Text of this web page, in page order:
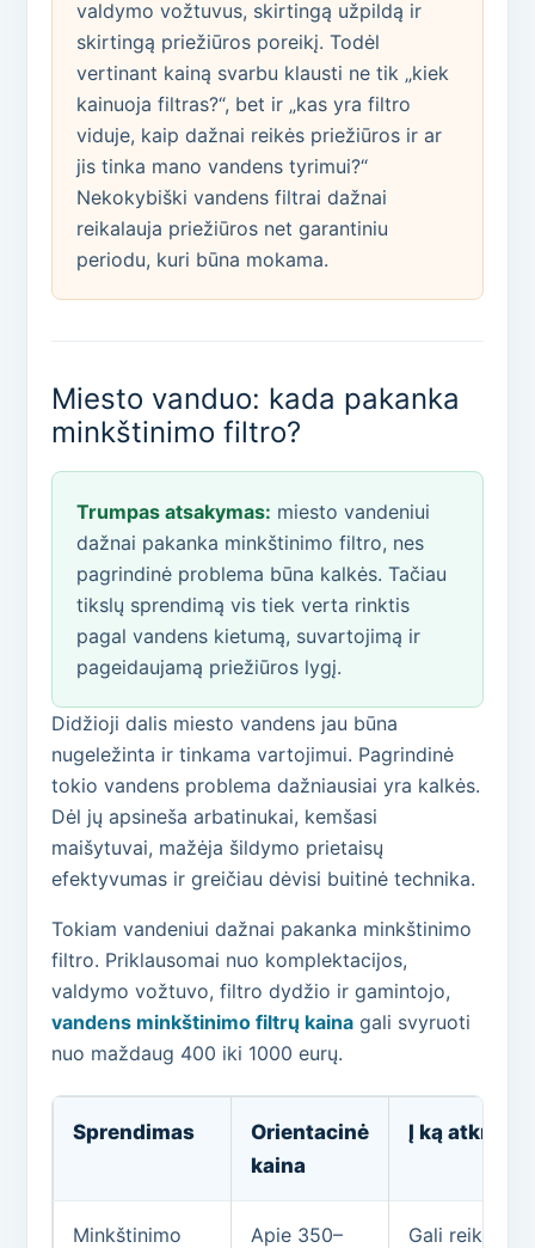
valdymo vožtuvus, skirtingą užpildą ir
skirtingą priežiūros poreikį. Todėl
vertinant kainą svarbu klausti ne tik „kiek
kainuoja filtras?“, bet ir „kas yra filtro
viduje, kaip dažnai reikės priežiūros ir ar
jis tinka mano vandens tyrimui?“
Nekokybiški vandens filtrai dažnai
reikalauja priežiūros net garantiniu
periodu, kuri būna mokama.
Miesto vanduo: kada pakanka
minkštinimo filtro?
Trumpas atsakymas: miesto vandeniui
dažnai pakanka minkštinimo filtro, nes
pagrindinė problema būna kalkės. Tačiau
tikslų sprendimą vis tiek verta rinktis
pagal vandens kietumą, suvartojimą ir
pageidaujamą priežiūros lygį.
Didžioji dalis miesto vandens jau būna
nugeležinta ir tinkama vartojimui. Pagrindinė
tokio vandens problema dažniausiai yra kalkės.
Dėl jų apsineša arbatinukai, kemšasi
maišytuvai, mažėja šildymo prietaisų
efektyvumas ir greičiau dėvisi buitinė technika.
Tokiam vandeniui dažnai pakanka minkštinimo
filtro. Priklausomai nuo komplektacijos,
valdymo vožtuvo, filtro dydžio ir gamintojo,
vandens minkštinimo filtrų kaina gali svyruoti
nuo maždaug 400 iki 1000 eurų.
Sprendimas
Orientacinė
kaina
Į ką
Minkštinimo
Apie 350–
Gali reikėti